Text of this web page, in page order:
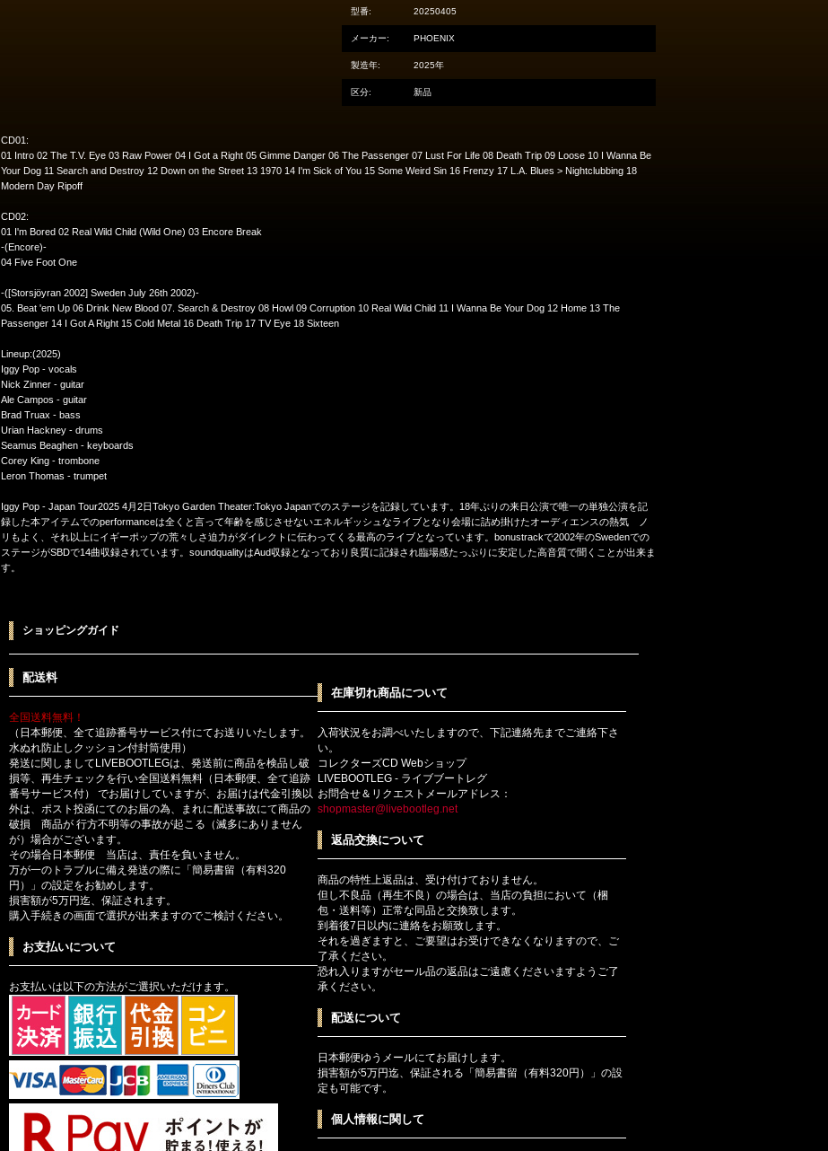
型番: 20250405
メーカー: PHOENIX
製造年: 2025年
区分: 新品
CD01:
01 Intro 02 The T.V. Eye 03 Raw Power 04 I Got a Right 05 Gimme Danger 06 The Passenger 07 Lust For Life 08 Death Trip 09 Loose 10 I Wanna Be
Your Dog 11 Search and Destroy 12 Down on the Street 13 1970 14 I'm Sick of You 15 Some Weird Sin 16 Frenzy 17 L.A. Blues > Nightclubbing 18
Modern Day Ripoff
CD02:
01 I'm Bored 02 Real Wild Child (Wild One) 03 Encore Break
-(Encore)-
04 Five Foot One
-([Storsjöyran 2002] Sweden July 26th 2002)-
05. Beat 'em Up 06 Drink New Blood 07. Search & Destroy 08 Howl 09 Corruption 10 Real Wild Child 11 I Wanna Be Your Dog 12 Home 13 The
Passenger 14 I Got A Right 15 Cold Metal 16 Death Trip 17 TV Eye 18 Sixteen
Lineup:(2025)
Iggy Pop - vocals
Nick Zinner - guitar
Ale Campos - guitar
Brad Truax - bass
Urian Hackney - drums
Seamus Beaghen - keyboards
Corey King - trombone
Leron Thomas - trumpet
Iggy Pop - Japan Tour2025 4月2日Tokyo Garden Theater:Tokyo Japanでのステージを記録しています。18年ぶりの来日公演で唯一の単独公演を記
録した本アイテムでのperformanceは全くと言って年齢を感じさせないエネルギッシュなライブとなり会場に詰め掛けたオーディエンスの熱気 ノ
リもよく、それ以上にイギーポップの荒々しさ迫力がダイレクトに伝わってくる最高のライブとなっています。bonustrackで2002年のSwedenでの
ステージがSBDで14曲収録されています。soundqualityはAud収録となっており良質に記録され臨場感たっぷりに安定した高音質で聞くことが出来ま
す。
ショッピングガイド
配送料
全国送料無料！
（日本郵便、全て追跡番号サービス付にてお送りいたします。
水ぬれ防止しクッション付封筒使用）
発送に関しましてLIVEBOOTLEGは、発送前に商品を検品し破
損等、再生チェックを行い全国送料無料（日本郵便、全て追跡
番号サービス付） でお届けしていますが、お届けは代金引換以
外は、ポスト投函にてのお届の為、まれに配送事故にて商品の
破損 商品が 行方不明等の事故が起こる（滅多にありません
が）場合がございます。
その場合日本郵便 当店は、責任を負いません。
万が一のトラブルに備え発送の際に「簡易書留（有料320
円）」の設定をお勧めします。
損害額が5万円迄、保証されます。
購入手続きの画面で選択が出来ますのでご検討ください。
お支払いについて
お支払いは以下の方法がご選択いただけます。
在庫切れ商品について
入荷状況をお調べいたしますので、下記連絡先までご連絡下さ
い。
コレクターズCD Webショップ
LIVEBOOTLEG - ライブブートレグ
お問合せ＆リクエストメールアドレス：
shopmaster@livebootleg.net
返品交換について
商品の特性上返品は、受け付けておりません。
但し不良品（再生不良）の場合は、当店の負担において（梱
包・送料等）正常な同品と交換致します。
到着後7日以内に連絡をお願致します。
それを過ぎますと、ご要望はお受けできなくなりますので、ご
了承ください。
恐れ入りますがセール品の返品はご遠慮くださいますようご了
承ください。
配送について
日本郵便ゆうメールにてお届けします。
損害額が5万円迄、保証される「簡易書留（有料320円）」の設
定も可能です。
個人情報に関して